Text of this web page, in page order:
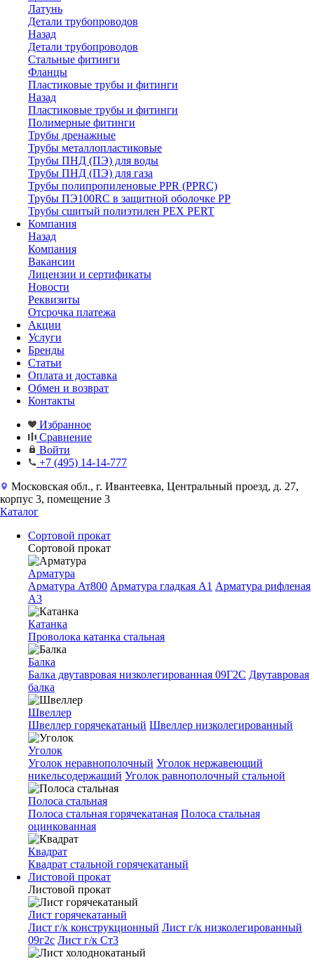
Латунь
Детали трубопроводов
Назад
Детали трубопроводов
Стальные фитинги
Фланцы
Пластиковые трубы и фитинги
Назад
Пластиковые трубы и фитинги
Полимерные фитинги
Трубы дренажные
Трубы металлопластиковые
Трубы ПНД (ПЭ) для воды
Трубы ПНД (ПЭ) для газа
Трубы полипропиленовые PPR (PPRC)
Трубы ПЭ100RC в защитной оболочке PP
Трубы сшитый полиэтилен PEX PERT
Компания
Назад
Компания
Вакансии
Лицензии и сертификаты
Новости
Реквизиты
Отсрочка платежа
Акции
Услуги
Бренды
Статьи
Оплата и доставка
Обмен и возврат
Контакты
Избранное
Сравнение
Войти
+7 (495) 14-14-777
Московская обл., г. Ивантеевка, Центральный проезд, д. 27,
корпус 3, помещение 3
Каталог
Сортовой прокат
Сортовой прокат
Арматура
Арматура Ат800 Арматура гладкая A1 Арматура рифленая
A3
Катанка
Проволока катанка стальная
Балка
Балка двутавровая низколегированная 09Г2С Двутавровая
балка
Швеллер
Швеллер горячекатаный Швеллер низколегированный
Уголок
Уголок неравнополочный Уголок нержавеющий
никельсодержащий Уголок равнополочный стальной
Полоса стальная
Полоса стальная горячекатаная Полоса стальная
оцинкованная
Квадрат
Квадрат стальной горячекатаный
Листовой прокат
Листовой прокат
Лист горячекатаный
Лист г/к конструкционный Лист г/к низколегированный
09г2с Лист г/к Ст3